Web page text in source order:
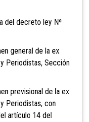
del decreto ley Nº
general de la ex
Periodistas, Sección
previsional de la ex
Periodistas, con
artículo 14 del